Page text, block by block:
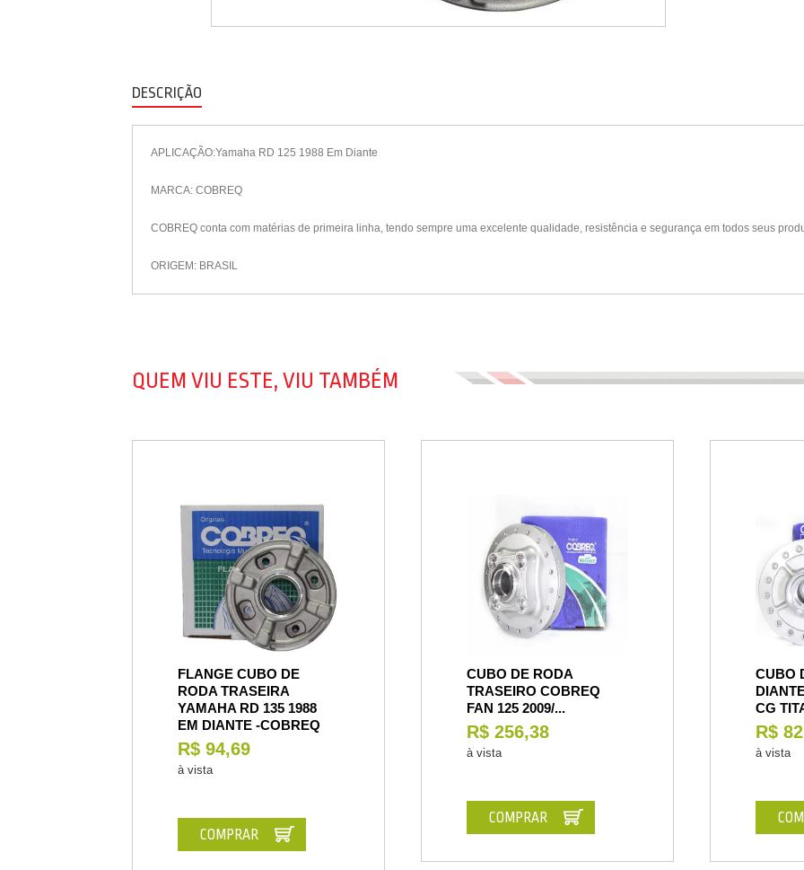
DESCRIÇÃO
APLICAÇÃO:Yamaha RD 125 1988 Em Diante
MARCA: COBREQ
COBREQ conta com matérias de primeira linha, tendo sempre uma excelente qualidade, resistência e segurança em todos seus
ORIGEM: BRASIL
QUEM VIU ESTE, VIU TAMBÉM
FLANGE CUBO DE
RODA TRASEIRA
YAMAHA RD 135 1988
EM DIANTE -COBREQ
R$ 94,69
à vista
COMPRAR
CUBO DE RODA
TRASEIRO COBREQ
FAN 125 2009/...
R$ 256,38
à vista
COMPRAR
CUBO
CG
R$
à vista